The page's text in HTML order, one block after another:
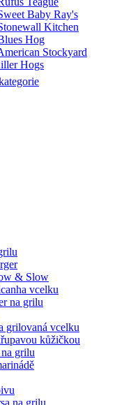
Baby Ray's
Kitchen
Hog
Stockyard
Hogs
& Slow
vcelku
na grilu
grilovaná vcelku
kůžičkou
grilu
na grilu